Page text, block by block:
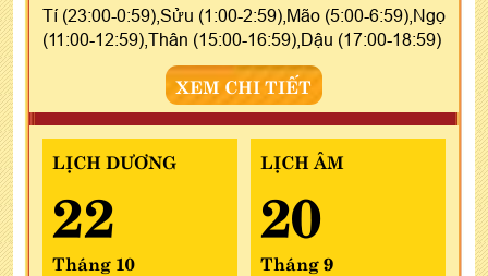
Tí (23:00-0:59),Sửu (1:00-2:59),Mão (5:00-6:59),Ngọ
(11:00-12:59),Thân (15:00-16:59),Dậu (17:00-18:59)
XEM CHI TIẾT
LỊCH DƯƠNG
22
Tháng 10
LỊCH ÂM
20
Tháng 9